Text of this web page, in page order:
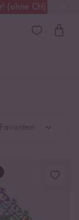
(ohne CH)
& Steuern inklusive